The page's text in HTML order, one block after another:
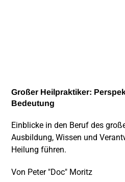
Großer Heilpraktiker:
Bedeutung
Einblicke in den Beruf des
Ausbildung, Wissen und
Heilung führen.
Von Peter "Doc" Moritz